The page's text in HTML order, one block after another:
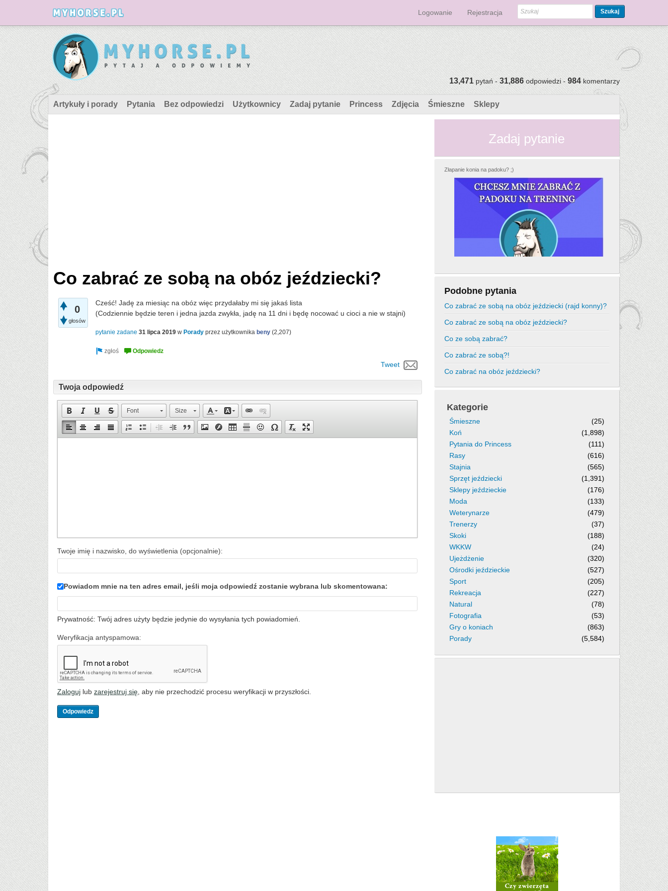
Logowanie Rejestracja Szukaj
13,471pytań -31,886odpowiedzi -984komentarzy
Artykuły i porady Pytania Bez odpowiedzi Użytkownicy Zadaj pytanie Princess Zdjęcia Śmieszne Sklepy
Co zabrać ze sobą na obóz jeździecki?
0
głosów
Cześć! Jadę za miesiąc na obóz więc przydałaby mi się jakaś lista
(Codziennie będzie teren i jedna jazda zwykła, jadę na 11 dni i będę nocować u cioci a nie w stajni)
pytanie zadane 31 lipca 2019 w Porady przez użytkownika beny (2,207)
Tweet
Twoja odpowiedź
Font Size
Twoje imię i nazwisko, do wyświetlenia (opcjonalnie):
Powiadom mnie na ten adres email, jeśli moja odpowiedź zostanie wybrana lub skomentowana:
Prywatność: Twój adres użyty będzie jedynie do wysyłania tych powiadomień.
Weryfikacja antyspamowa:
Zaloguj lub zarejestruj się , aby nie przechodzić procesu weryfikacji w przyszłości.
Zadaj pytanie
Złapanie konia na padoku? ;)
Podobne pytania
Co zabrać ze sobą na obóz jeździecki (rajd konny)?
Co zabrać ze sobą na obóz jeździecki?
Co ze sobą zabrać?
Co zabrać ze sobą?!
Co zabrać na obóz jeździecki?
Kategorie
Śmieszne
(25)
Koń
(1,898)
Pytania do Princess
(111)
Rasy
(616)
Stajnia
(565)
Sprzęt jeździecki
(1,391)
Sklepy jeździeckie
(176)
Moda
(133)
Weterynarze
(479)
Trenerzy
(37)
Skoki
(188)
WKKW
(24)
Ujeżdżenie
(320)
Ośrodki jeździeckie
(527)
Sport
(205)
Rekreacja
(227)
Natural
(78)
Fotografia
(53)
Gry o koniach
(863)
Porady
(5,584)